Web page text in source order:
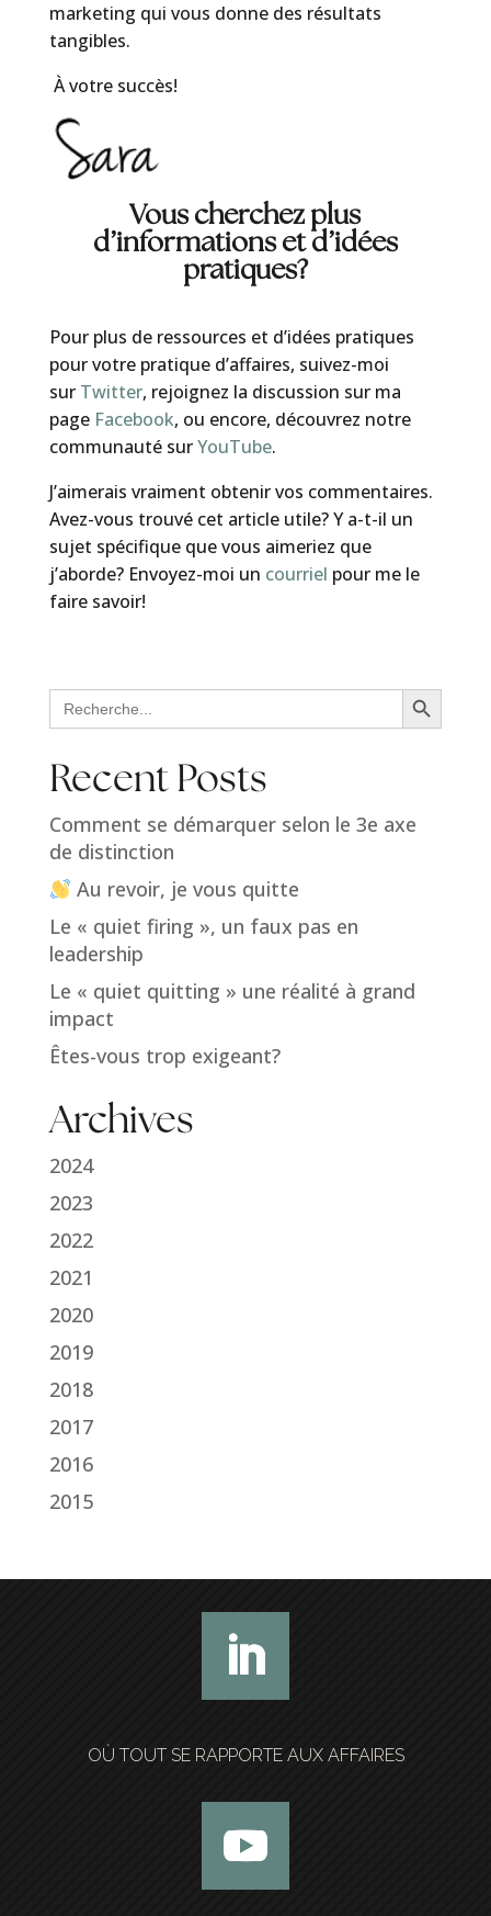
marketing qui vous donne des résultats
tangibles.
À votre succès!
Vous cherchez plus
d’informations et d’idées
pratiques?
Pour plus de ressources et d’idées pratiques
pour votre pratique d’affaires, suivez-moi
sur Twitter, rejoignez la discussion sur ma
page Facebook, ou encore, découvrez notre
communauté surYouTube.
J’aimerais vraiment obtenir vos commentaires.
Avez-vous trouvé cet article utile? Y a-t-il un
sujet spécifique que vous aimeriez que
j’aborde? Envoyez-moi un courriel pour me le
faire savoir!
Search
for:
Search Button
Recent Posts
Comment se démarquer selon le 3e axe
de distinction
Au revoir, je vous quitte
Le « quiet firing », un faux pas en
leadership
Le « quiet quitting » une réalité à grand
impact
Êtes-vous trop exigeant?
Archives
2024
2023
2022
2021
2020
2019
2018
2017
2016
2015
OÙ TOUT SE RAPPORTE AUX AFFAIRES